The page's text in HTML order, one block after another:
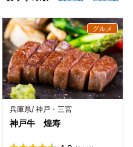
兵庫県/ 神戸・三宮
神戸牛 煌寿